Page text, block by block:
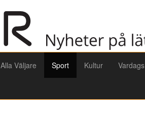
Alla Väljare Sport Kultur Vardags